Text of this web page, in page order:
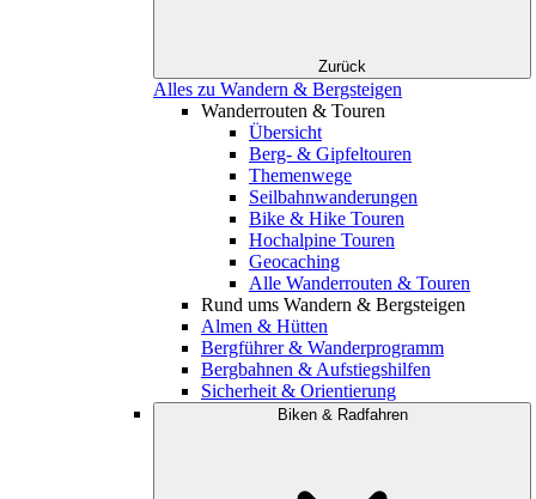
Zurück
Alles zu Wandern & Bergsteigen
Wanderrouten & Touren
Übersicht
Berg- & Gipfeltouren
Themenwege
Seilbahnwanderungen
Bike & Hike Touren
Hochalpine Touren
Geocaching
Alle Wanderrouten & Touren
Rund ums Wandern & Bergsteigen
Almen & Hütten
Bergführer & Wanderprogramm
Bergbahnen & Aufstiegshilfen
Sicherheit & Orientierung
Biken & Radfahren